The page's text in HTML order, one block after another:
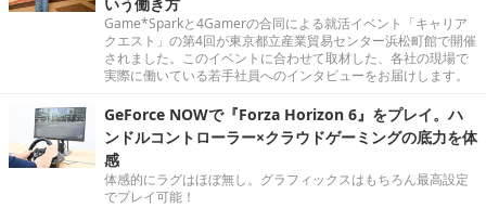
Game*Sparkと4Gamerの合同による就活イベント「キャリア
クエスト」の第4回が東京都立産業貿易センター浜松町館で開催
されました。このイベントに合わせて取材した、各社の現場で
実際に働いている若手社員へのインタビューをお届けします。
GeForce NOWで『Forza Horizon 6』をプレイ。ハ
ンドルコントローラー×クラウドゲーミングの底力を体
感
体感的にラグはほぼ無し。グラフィックスはもちろん最高設定
でプレイ可能！